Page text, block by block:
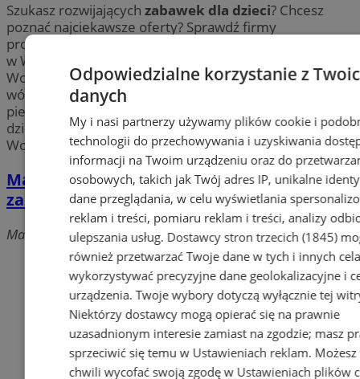
Szukasz rozwijających zabawek dla dzieci? Chcesz
poznać najciekawsze oferty? Sprawdź firmy
proponujące najlepsze
w Wodzisławiu. Znajdź fachowe sklepy w mieście
Wodzisław oferująceartykuły dziecięcetakie jak:
wózki dziecięce, meble dziecięce, kosmetyki, zabawki,
pieluszki, materace, foteliki samochodowe, ubranka
dziecięce i nie tylko. Wybierz swoją firmę w
Wodzisławiu i otrzymaj dokładnie to, czego szukasz!
Marko Sp.j. Zabawki, foteliki,
zabezpieczenia
Marklowicka, 44-300 Wodzisław Śląski
Dodaj firmę
Pozostałe firmy w kategorii
reklama
Tworzenie stron www -
Odpowiedzialne korzystanie z
danych
My i nasi partnerzy używamy plików cookie i
technologii do przechowywania i uzyskiwania
informacji na Twoim urządzeniu oraz do
osobowych, takich jak Twój adres IP, unikalne
dane przeglądania, w celu wyświetlania
reklam i treści, pomiaru reklam i treści, analizy
ulepszania usług. Dostawcy stron trzecich (1845)
również przetwarzać Twoje dane w tych i innych
wykorzystywać precyzyjne dane geolokalizacyjne i
urządzenia. Twoje wybory dotyczą wyłącznie tej
Niektórzy dostawcy mogą opierać się na prawnie
uzasadnionym interesie zamiast na zgodzie; masz
sprzeciwić się temu w Ustawieniach reklam.
chwili wycofać swoją zgodę w Ustawieniach plików